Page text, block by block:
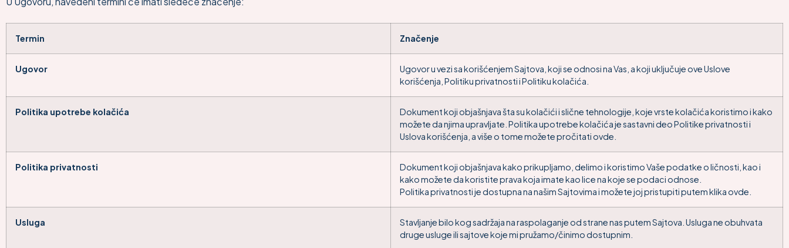
Termin Značenje
Ugovor
Ugovor u vezi sa korišćenjem Sajtova, koji se odnosi na Vas, a koji uključuje ove Uslove
korišćenja, Politiku privatnosti i Politiku kolačića.
Politika upotrebe kolačića
Dokument koji objašnjava šta su kolačići i slične tehnologije, koje vrste kolačića koristimo i kako
možete da njima upravljate. Politika upotrebe kolačića je sastavni deo Politike privatnosti i
Uslova korišćenja, a više o tome možete pročitati ovde.
Politika privatnosti
Dokument koji objašnjava kako prikupljamo, delimo i koristimo Vaše podatke o ličnosti, kao i
kako možete da koristite prava koja imate kao lice na koje se podaci odnose.
Politika privatnosti je dostupna na našim Sajtovima i možete joj pristupiti putem klika ovde.
Usluga
Stavljanje bilo kog sadržaja na raspolaganje od strane nas putem Sajtova. Usluga ne obuhvata
druge usluge ili sajtove koje mi pružamo/činimo dostupnim.